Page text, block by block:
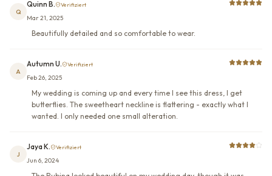
Q
Quinn B. Verifiziert
Mar 21, 2025
Beautifully detailed and so comfortable to wear.
A
Autumn U. Verifiziert
Feb 26, 2025
My wedding is coming up and every time I see this dress, I get
butterflies. The sweetheart neckline is flattering - exactly what I
wanted. I only needed one small alteration.
J
Jaya K. Verifiziert
Jun 6, 2024